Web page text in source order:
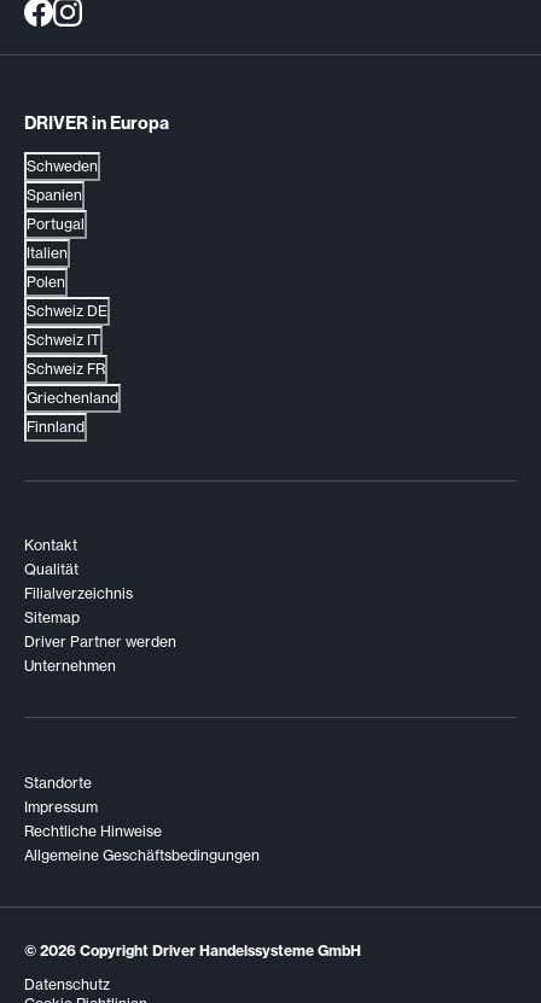
DRIVER in Europa
Schweden
Spanien
Portugal
Italien
Polen
Schweiz DE
Schweiz IT
Schweiz FR
Griechenland
Finnland
Kontakt
Qualität
Filialverzeichnis
Sitemap
Driver Partner werden
Unternehmen
Standorte
Impressum
Rechtliche Hinweise
Allgemeine Geschäftsbedingungen
© 2026 Copyright Driver Handelssysteme GmbH
Datenschutz